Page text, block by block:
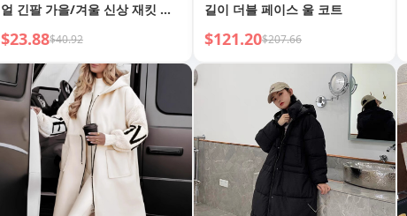
얼 긴팔 가을/겨울 신상 재킷 스
타일
$23.88$40.92
길이 더블 페이스 울 코트
$121.20$207.66